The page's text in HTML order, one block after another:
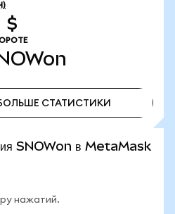
$
СТАТИСТИКИ
SNOWon в MetaMask
нажатий.